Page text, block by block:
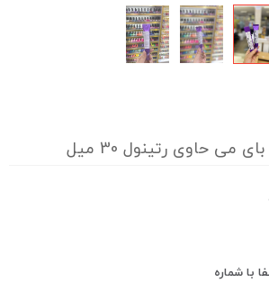
حاوی رتینول 30 میل
با شماره